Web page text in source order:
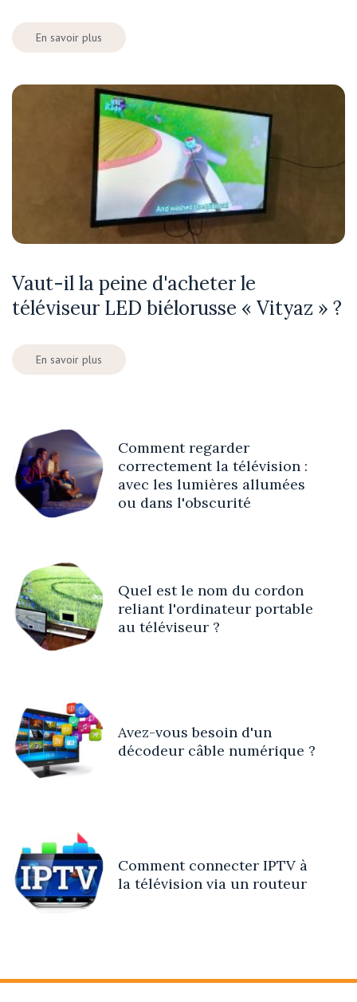
En savoir plus
Vaut-il la peine d'acheter le
téléviseur LED biélorusse « Vityaz » ?
En savoir plus
Comment regarder
correctement la télévision :
avec les lumières allumées
ou dans l'obscurité
Quel est le nom du cordon
reliant l'ordinateur portable
au téléviseur ?
Avez-vous besoin d'un
décodeur câble numérique ?
Comment connecter IPTV à
la télévision via un routeur